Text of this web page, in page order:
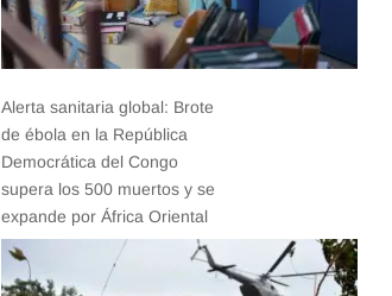
Alerta sanitaria global: Brote
de ébola en la República
Democrática del Congo
supera los 500 muertos y se
expande por África Oriental